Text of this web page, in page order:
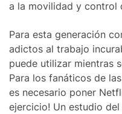
a la movilidad y control
Para esta generación
adictos al trabajo
puede utilizar mientras
Para los fanáticos de
es necesario poner
ejercicio! Un estudio